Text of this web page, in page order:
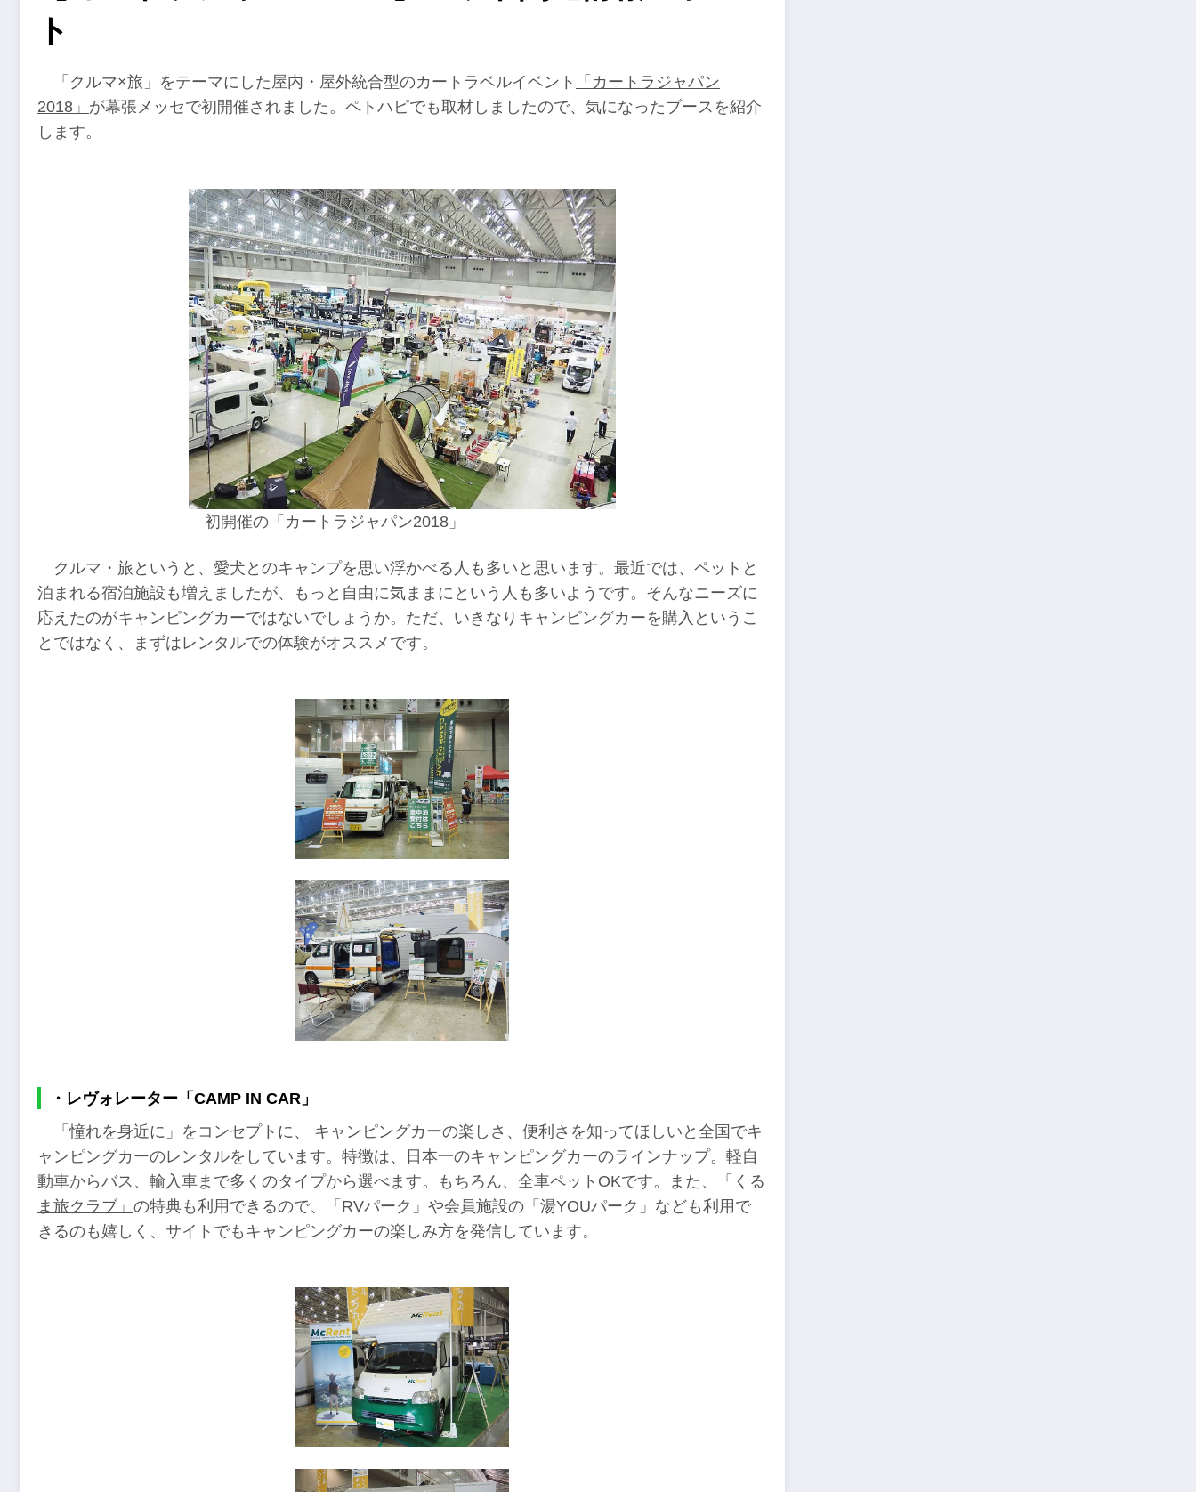
ト
「クルマ×旅」をテーマにした屋内・屋外統合型のカートラベルイベント
「カートラジャパン
2018」 が幕張メッセで初開催されました。ペトハピでも取材しましたので、気になったブースを紹介
します。
初開催の「カートラジャパン2018」
クルマ・旅というと、愛犬とのキャンプを思い浮かべる人も多いと思います。最近では、ペットと
泊まれる宿泊施設も増えましたが、もっと自由に気ままにという人も多いようです。そんなニーズに
応えたのがキャンピングカーではないでしょうか。ただ、いきなりキャンピングカーを購入というこ
とではなく、まずはレンタルでの体験がオススメです。
・レヴォレーター「CAMP IN CAR」
「憧れを身近に」をコンセプトに、 キャンピングカーの楽しさ、便利さを知ってほしいと全国でキ
ャンピングカーのレンタルをしています。特徴は、日本一のキャンピングカーのラインナップ。軽自
動車からバス、輸入車まで多くのタイプから選べます。もちろん、全車ペットOKです。また、
「くる
ま旅クラブ」 の特典も利用できるので、「RVパーク」や会員施設の「湯YOUパーク」なども利用で
きるのも嬉しく、サイトでもキャンピングカーの楽しみ方を発信しています。